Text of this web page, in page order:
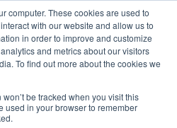
computer. These cookies are used to
with our website and allow us to
in order to improve and customize
and metrics about our visitors
To find out more about the cookies we
be tracked when you visit this
used in your browser to remember
預約